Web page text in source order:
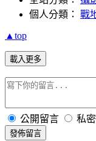
個人分類： 戰
▲top
載入更多
公開留言 私
發佈留言